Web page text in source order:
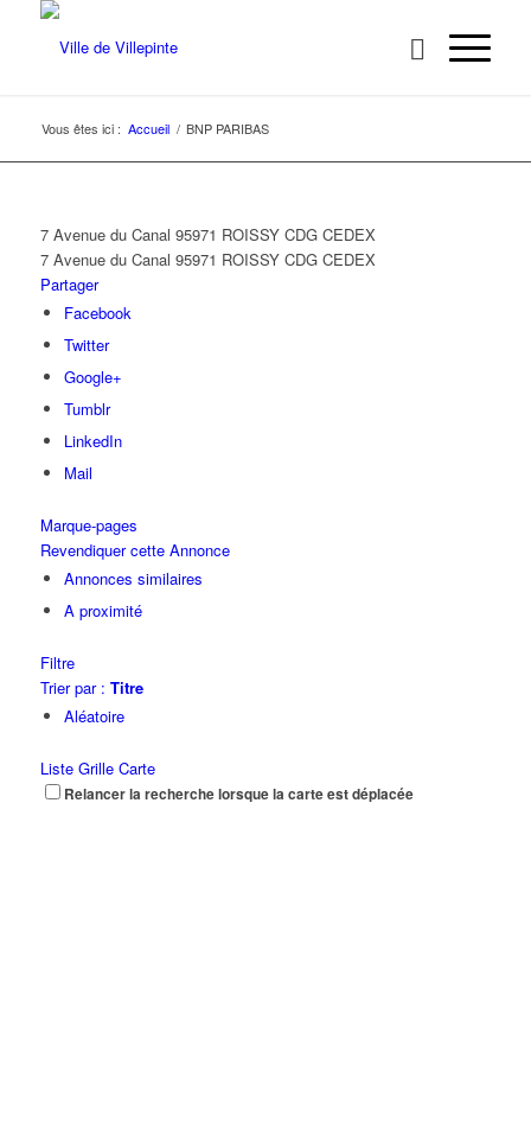
Vous êtes ici : Accueil / BNP PARIBAS
7 Avenue du Canal 95971 ROISSY CDG CEDEX
7 Avenue du Canal 95971 ROISSY CDG CEDEX
Partager
Facebook
Twitter
Google+
Tumblr
LinkedIn
Mail
Marque-pages
Revendiquer cette Annonce
Annonces similaires
A proximité
Filtre
Trier par : Titre
Aléatoire
Liste Grille Carte
Relancer la recherche lorsque la carte est déplacée